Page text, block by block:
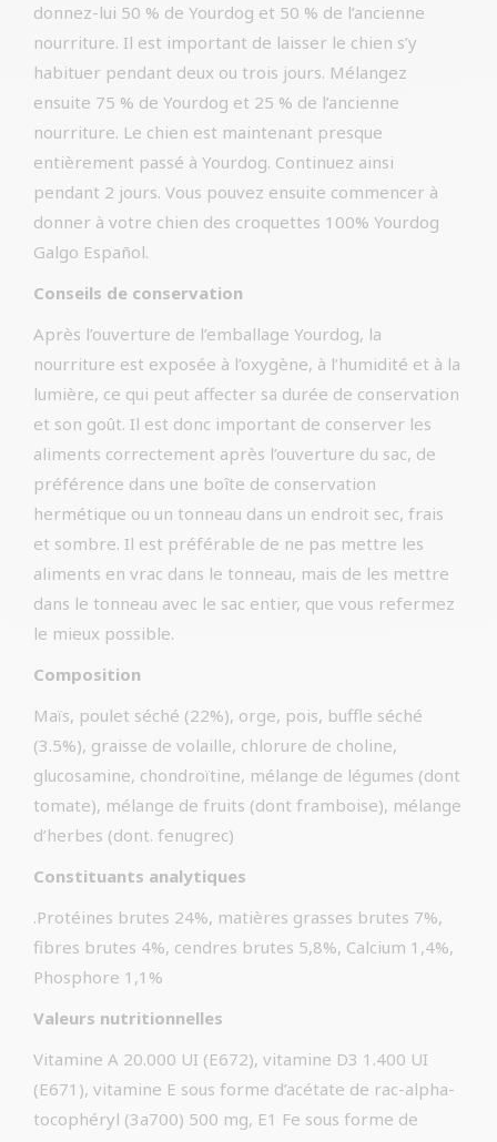
donnez-lui 50 % de Yourdog et 50 % de l’ancienne
nourriture. Il est important de laisser le chien s’y
habituer pendant deux ou trois jours. Mélangez
ensuite 75 % de Yourdog et 25 % de l’ancienne
nourriture. Le chien est maintenant presque
entièrement passé à Yourdog. Continuez ainsi
pendant 2 jours. Vous pouvez ensuite commencer à
donner à votre chien des croquettes 100% Yourdog
Galgo Español.
Conseils de conservation
Après l’ouverture de l’emballage Yourdog, la
nourriture est exposée à l’oxygène, à l’humidité et à la
lumière, ce qui peut affecter sa durée de conservation
et son goût. Il est donc important de conserver les
aliments correctement après l’ouverture du sac, de
préférence dans une boîte de conservation
hermétique ou un tonneau dans un endroit sec, frais
et sombre. Il est préférable de ne pas mettre les
aliments en vrac dans le tonneau, mais de les mettre
dans le tonneau avec le sac entier, que vous refermez
le mieux possible.
Composition
Maïs, poulet séché (22%), orge, pois, buffle séché
(3.5%), graisse de volaille, chlorure de choline,
glucosamine, chondroïtine, mélange de légumes (dont
tomate), mélange de fruits (dont framboise), mélange
d’herbes (dont. fenugrec)
Constituants analytiques
.Protéines brutes 24%, matières grasses brutes 7%,
fibres brutes 4%, cendres brutes 5,8%, Calcium 1,4%,
Phosphore 1,1%
Valeurs nutritionnelles
Vitamine A 20.000 UI (E672), vitamine D3 1.400 UI
(E671), vitamine E sous forme d’acétate de rac-alpha-
tocophéryl (3a700) 500 mg, E1 Fe sous forme de